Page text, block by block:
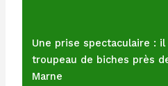
Une prise spectaculaire :
troupeau de biches près
Marne